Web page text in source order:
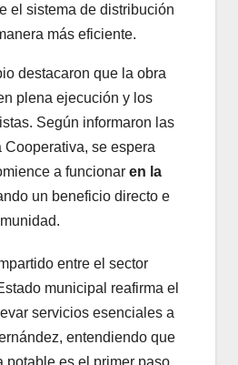
el sistema de distribución
más eficiente.
destacaron que la obra
plena ejecución y los
Según informaron las
se espera
a funcionar en la
un beneficio directo e
entre el sector
municipal reafirma el
servicios esenciales a
entendiendo que
potable es el primer paso